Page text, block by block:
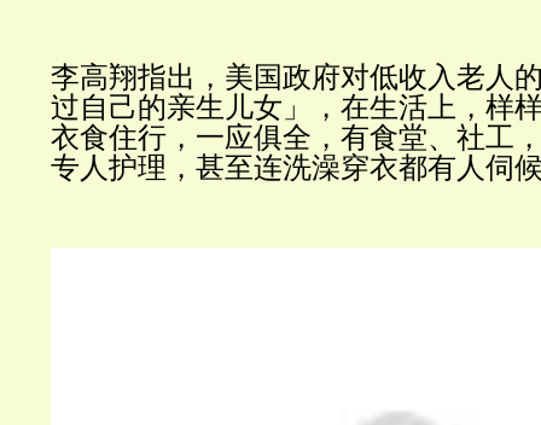
李高翔指出，美国政府对低收入老人
过自己的亲生儿女」，在生活上，样
衣食住行，一应俱全，有食堂、社工
专人护理，甚至连洗澡穿衣都有人伺